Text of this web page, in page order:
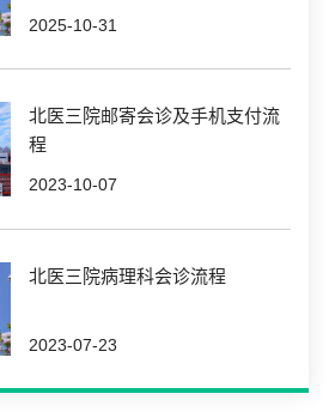
2025-10-31
北医三院邮寄会诊及手机支付流
程
2023-10-07
北医三院病理科会诊流程
2023-07-23